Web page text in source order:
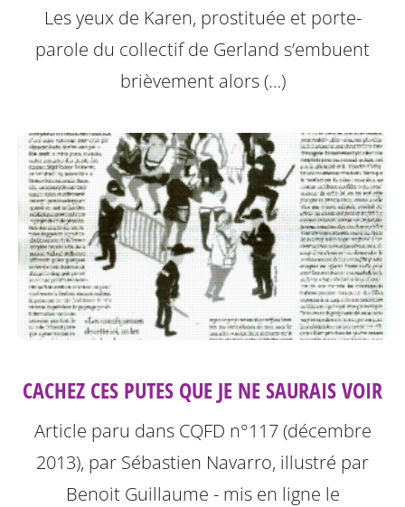
Les yeux de Karen, prostituée et porte-
parole du collectif de Gerland s’embuent
brièvement alors (…)
CACHEZ CES PUTES QUE JE NE SAURAIS VOIR
Article paru dans CQFD n°117 (décembre
2013), par Sébastien Navarro, illustré par
Benoit Guillaume - mis en ligne le